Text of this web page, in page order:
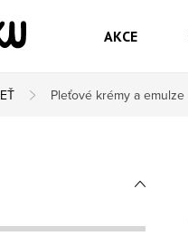
AKCE
Pleťové krémy a emulze
panel